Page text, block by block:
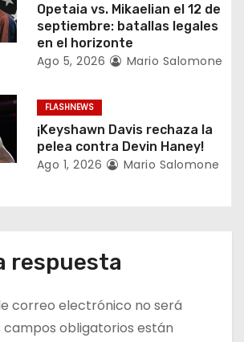
Opetaia vs. Mikaelian el 12 de
septiembre: batallas legales
en el horizonte
Ago 5, 2026 Mario Salomone
FLASHNEWS
¡Keyshawn Davis rechaza la
pelea contra Devin Haney!
Ago 1, 2026 Mario Salomone
respuesta
correo electrónico no será
campos obligatorios están